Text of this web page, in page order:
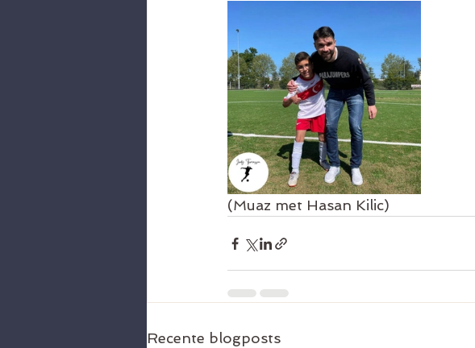
(Muaz met Hasan Kilic)
Recente blogposts